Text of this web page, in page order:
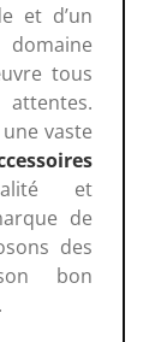
et d’un
tous
vaste
et
de
des
bon